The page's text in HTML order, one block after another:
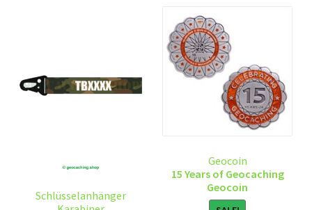
Schlüsselanhänger
Geocoin
15 Years of Geocaching
Geocoin